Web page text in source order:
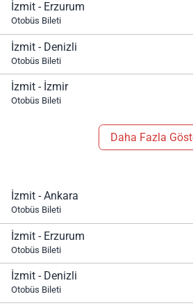
İzmit - Erzurum
Otobüs Bileti
İzmit - Denizli
Otobüs Bileti
İzmit - İzmir
Otobüs Bileti
Daha Fazla
İzmit - Ankara
Otobüs Bileti
İzmit - Erzurum
Otobüs Bileti
İzmit - Denizli
Otobüs Bileti